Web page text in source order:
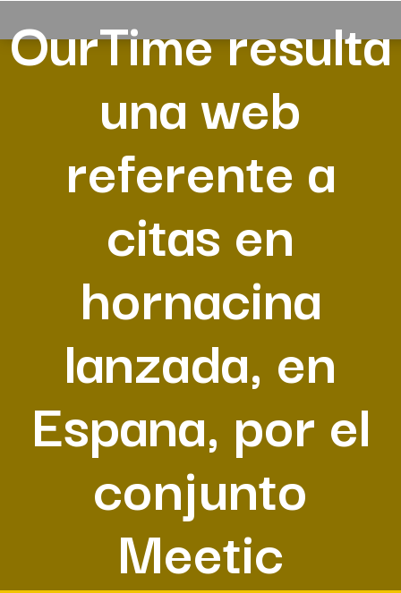
OurTime resulta
una web
referente a
citas en
hornacina
lanzada, en
Espana, por el
conjunto
Meetic